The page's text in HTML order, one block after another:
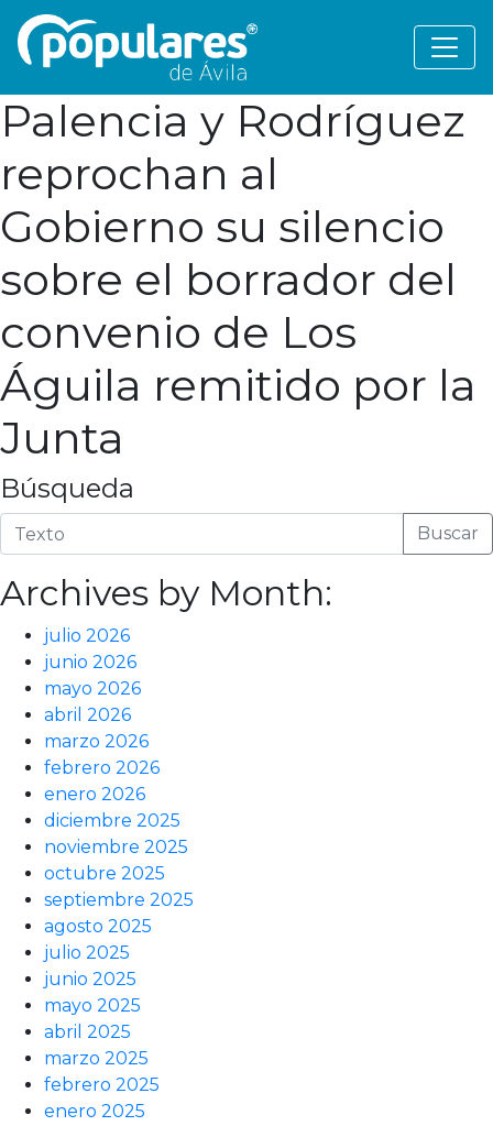
Palencia y Rodríguez
reprochan al
Gobierno su silencio
sobre el borrador del
convenio de Los
Águila remitido por la
Junta
Búsqueda
Buscar
Archives by Month:
julio 2026
junio 2026
mayo 2026
abril 2026
marzo 2026
febrero 2026
enero 2026
diciembre 2025
noviembre 2025
octubre 2025
septiembre 2025
agosto 2025
julio 2025
junio 2025
mayo 2025
abril 2025
marzo 2025
febrero 2025
enero 2025